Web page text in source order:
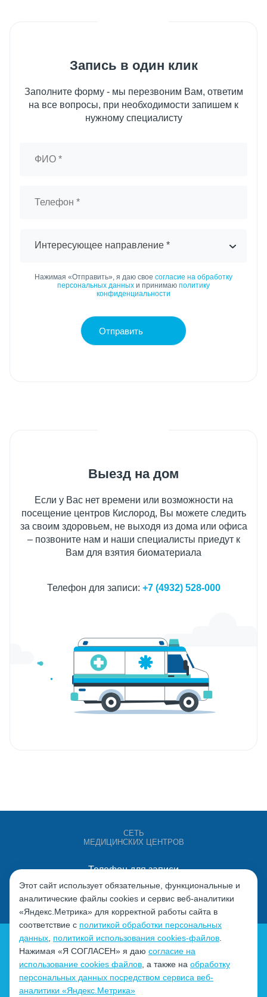
Запись в один клик
Заполните форму - мы перезвоним Вам, ответим
на все вопросы, при необходимости запишем к
нужному специалисту
Интересующее направление *
Нажимая «Отправить», я даю свое согласие на обработку
персональных данных и принимаю политику
конфиденциальности
Отправить
Выезд на дом
Если у Вас нет времени или возможности на
посещение центров Кислород, Вы можете следить
за своим здоровьем, не выходя из дома или офиса
– позвоните нам и наши специалисты приедут к
Вам для взятия биоматериала
Телефон для записи: +7 (4932) 528-000
СЕТЬ
МЕДИЦИНСКИХ ЦЕНТРОВ
Телефон для записи
+7 (4932) 528-000
Политика обработки персональных данных
Согласие на обработку персональных данных
Этот сайт использует обязательные, функциональные и
аналитические файлы cookies и сервис веб-аналитики
«Яндекс.Метрика» для корректной работы сайта в
соответствие с политикой обработки персональных
данных политикой использования cookies-файлов
Нажимая «Я СОГЛАСЕН» я даю согласие на
использование cookies файлов , а также на обработку
персональных данных посредством сервиса веб-
аналитики «Яндекс.Метрика»